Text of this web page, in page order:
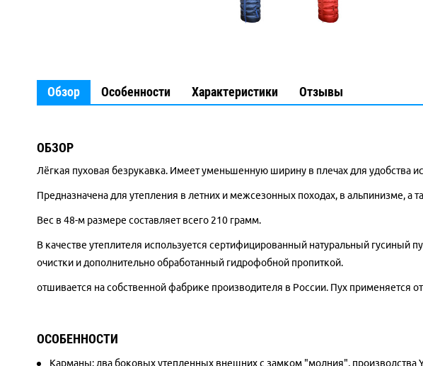
Обзор Особенности Характеристики Отзывы
ОБЗОР
Лёгкая пуховая безрукавка. Имеет уменьшенную ширину в плечах для удобства
Предназначена для утепления в летних и межсезонных походах, в альпинизме, а
Вес в 48-м размере составляет всего 210 грамм.
В качестве утеплителя используется сертифицированный натуральный
очистки и дополнительно обработанный гидрофобной пропиткой.
отшивается на собственной фабрике производителя в России. Пух применяется
ОСОБЕННОСТИ
Карманы: два боковых утепленных внешних с замком "молния", производства